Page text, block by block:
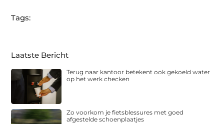
Tags:
Laatste Bericht
Terug naar kantoor betekent ook gekoeld water
op het werk checken
Zo voorkom je fietsblessures met goed
afgestelde schoenplaatjes